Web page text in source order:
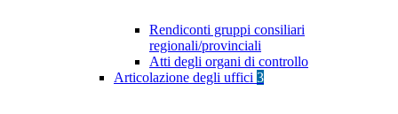
Rendiconti gruppi consiliari
regionali/provinciali
Atti degli organi di controllo
Articolazione degli uffici 3